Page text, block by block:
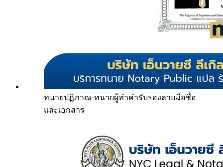
ทนายปฏิภาณ·ทนายผู้ทำคำรับรองลายมือชื่อ
และเอกสาร